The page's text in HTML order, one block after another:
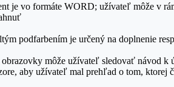
je vo formáte WORD; užívateľ môže v
podfarbením je určený na doplnenie
obrazovky môže užívateľ sledovať návod
aby užívateľ mal prehľad o tom, ktorej